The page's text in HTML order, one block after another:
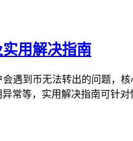
用解决指南
遇到币无法转出的问题
常等，实用解决指南可针